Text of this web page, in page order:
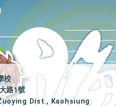
校
路1號
Dist., Kaohsiung